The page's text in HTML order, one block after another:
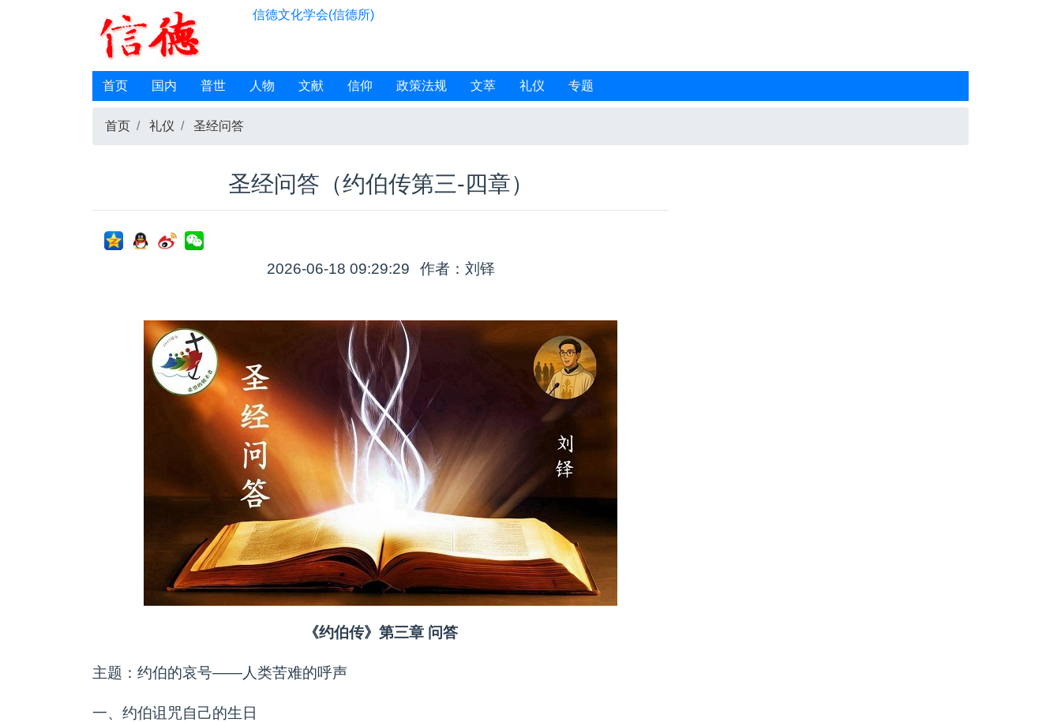
信德文化学会(信德所)
首页 国内 普世 人物 文献 信仰 政策法规 文萃 礼仪 专题
首页 礼仪 圣经问答
圣经问答（约伯传第三-四章）
2026-06-18 09:29:29 作者：刘铎
《约伯传》第三章 问答
主题：约伯的哀号——人类苦难的呼声
一、约伯诅咒自己的生日